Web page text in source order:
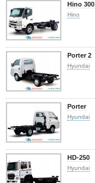
Hino 300
Hino
Porter 2
Hyundai
Porter
Hyundai
HD-250
Hyundai